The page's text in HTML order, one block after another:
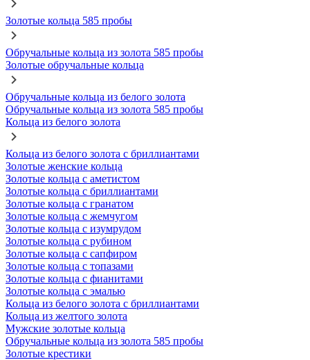
Золотые кольца 585 пробы
Обручальные кольца из золота 585 пробы
Золотые обручальные кольца
Обручальные кольца из белого золота
Обручальные кольца из золота 585 пробы
Кольца из белого золота
Кольца из белого золота с бриллиантами
Золотые женские кольца
Золотые кольца с аметистом
Золотые кольца с бриллиантами
Золотые кольца с гранатом
Золотые кольца с жемчугом
Золотые кольца с изумрудом
Золотые кольца с рубином
Золотые кольца с сапфиром
Золотые кольца с топазами
Золотые кольца с фианитами
Золотые кольца с эмалью
Кольца из белого золота с бриллиантами
Кольца из желтого золота
Мужские золотые кольца
Обручальные кольца из золота 585 пробы
Золотые крестики